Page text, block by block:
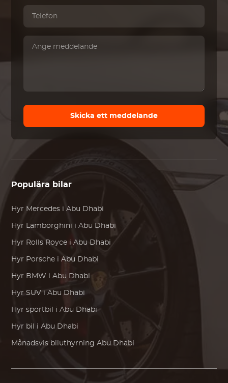
Skicka ett meddelande
Populära bilar
Hyr Mercedes i Abu Dhabi
Hyr Lamborghini i Abu Dhabi
Hyr Rolls Royce i Abu Dhabi
Hyr Porsche i Abu Dhabi
Hyr BMW i Abu Dhabi
Hyr SUV i Abu Dhabi
Hyr sportbil i Abu Dhabi
Hyr bil i Abu Dhabi
Månadsvis biluthyrning Abu Dhabi